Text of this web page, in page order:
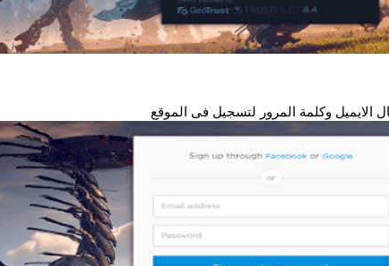
الايميل وكلمة المرور لتسجيل فى الموقع